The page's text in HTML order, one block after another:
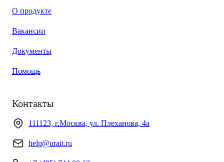
О продукте
Вакансии
Документы
Помощь
Контакты
111123, г.Москва, ул. Плеханова, 4а
help@urait.ru